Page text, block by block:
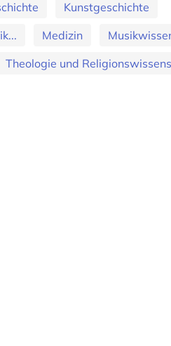
Kunstgeschichte
Medizin
Theologie und